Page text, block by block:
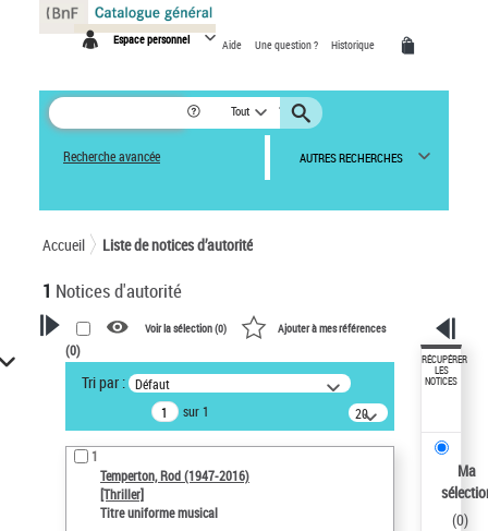
Espace personnel Aide Une question ? Historique
Tout
Recherche avancée AUTRES RECHERCHES
Accueil Liste de notices d’autorité
1 Notices d'autorité
VOTRE RECHERCHE
Recherche avancée dans les
notices d’autorité
Œuvres liées à l'auteur :
Temperton, Rod (1947-2016)
Voir la sélection (0) Ajouter à mes références
(0)
Tri par : Défaut
sur 1
20
résultats/page
1
Temperton, Rod (1947-2016)
[Thriller]
Titre uniforme musical
RÉCUPÉRER
LES
NOTICES
Ma
(0)
Panneau de gestion des cookies